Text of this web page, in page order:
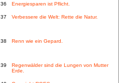
36 Energiesparen ist Pflicht.
37 Verbessere die Welt: Rette die Natur.
38 Renn wie ein Gepard.
39
Regenwälder sind die Lungen von Mutter
Erde.